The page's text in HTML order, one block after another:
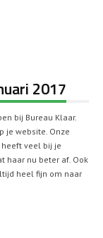
2017
bij Bureau Klaar.
je website. Onze
veel bij je
haar nu beter af. Ook
heel fijn om naar